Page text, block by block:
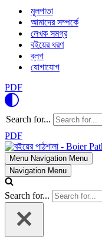
মূলপাতা
আমাদের সম্পর্কে
লেখক সমগ্র
বইয়ের ধরণ
ব্লগ
যোগাযোগ
PDF
Search for...
PDF
Menu Navigation Menu
Navigation Menu
Search for...